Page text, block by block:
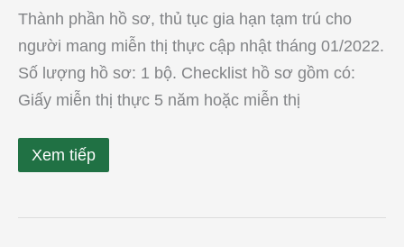
Thành phần hồ sơ, thủ tục gia hạn tạm trú cho
người mang miễn thị thực cập nhật tháng 01/2022.
Số lượng hồ sơ: 1 bộ. Checklist hồ sơ gồm có:
Giấy miễn thị thực 5 năm hoặc miễn thị
Xem tiếp